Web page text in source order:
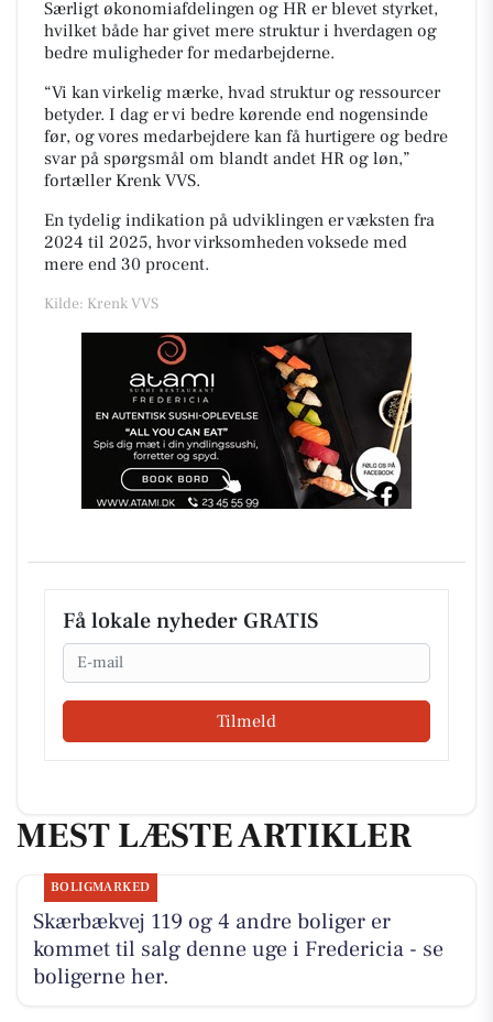
Særligt økonomiafdelingen og HR er blevet styrket,
hvilket både har givet mere struktur i hverdagen og
bedre muligheder for medarbejderne.
“Vi kan virkelig mærke, hvad struktur og ressourcer
betyder. I dag er vi bedre kørende end nogensinde
før, og vores medarbejdere kan få hurtigere og bedre
svar på spørgsmål om blandt andet HR og løn,”
fortæller Krenk VVS.
En tydelig indikation på udviklingen er væksten fra
2024 til 2025, hvor virksomheden voksede med
mere end 30 procent.
Kilde: Krenk VVS
Få lokale nyheder GRATIS
Email
Tilmeld
MEST LÆSTE ARTIKLER
BOLIGMARKED
Skærbækvej 119 og 4 andre boliger er
kommet til salg denne uge i Fredericia - se
boligerne her.